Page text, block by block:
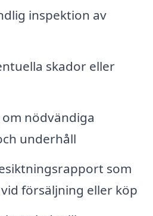
inspektion av
skador eller
nödvändiga
underhåll
som
försäljning eller köp